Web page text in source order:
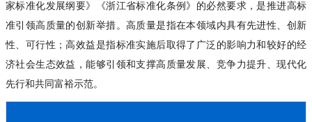
家标准化发展纲要》《浙江省标准化条例》的必然要求，是推进高标
准引领高质量的创新举措。高质量是指在本领域内具有先进性、创新
性、可行性；高效益是指标准实施后取得了广泛的影响力和较好的经
济社会生态效益，能够引领和支撑高质量发展、竞争力提升、现代化
先行和共同富裕示范。